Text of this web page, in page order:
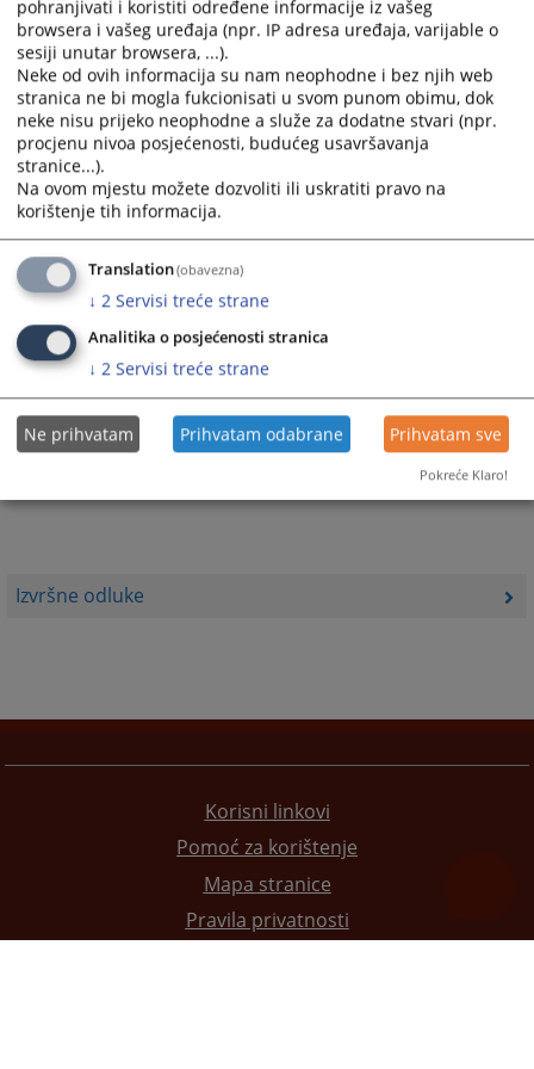
Izvršne odluke
and
select
a
date.
Press
the
question
mark
to
get
the
keyboard
shortcuts
changing
dates.
and
select
a
date.
Press
the
question
mark
get
the
keyboard
shortcuts
changing
dates.
Trenutno nema vijesti
Korisni linkovi
Pomoć za korištenje
Mapa stranice
Pravila privatnosti
pohranjivati i koristiti određene informacije iz vašeg
browsera i vašeg uređaja (npr. IP adresa uređaja, varijable o
sesiji unutar browsera, ...).
Neke od ovih informacija su nam neophodne i bez njih web
stranica ne bi mogla fukcionisati u svom punom obimu, dok
neke nisu prijeko neophodne a služe za dodatne stvari (npr.
procjenu nivoa posjećenosti, budućeg usavršavanja
stranice...).
Na ovom mjestu možete dozvoliti ili uskratiti pravo na
korištenje tih informacija.
Translation(obavezna)
↓ 2 Servisi treće strane
Analitika o posjećenosti stranica
↓ 2 Servisi treće strane
Ne prihvatam Prihvatam odabrane Prihvatam sve
Pokreće Klaro!